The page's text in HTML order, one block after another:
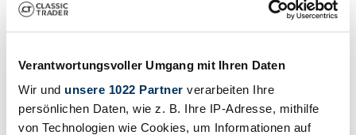
Verantwortungsvoller Umgang mit Ihren Daten
Wir und unsere 1022 Partner verarbeiten Ihre
persönlichen Daten, wie z. B. Ihre IP-Adresse, mithilfe
von Technologien wie Cookies, um Informationen auf